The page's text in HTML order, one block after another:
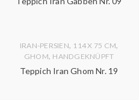
IRAN-PERSIEN, 114 X 75 CM,
GHOM, HANDGEKNÜPFT
Teppich Iran Ghom Nr. 19